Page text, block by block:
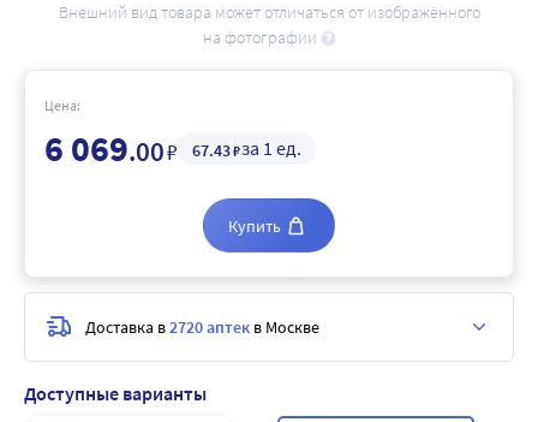
Внешний вид товара может отличаться от изображённого
на фотографии
Доступные варианты
Цена:
6 069.00₽ 67.43₽за 1 ед.
Купить
Доставка в2720 аптек в Москве